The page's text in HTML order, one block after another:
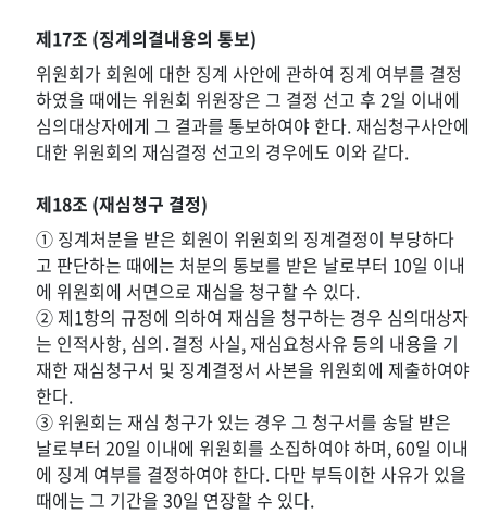
제17조 (징계의결내용의 통보)
위원회가 회원에 대한 징계 사안에 관하여 징계 여부를 결정
하였을 때에는 위원회 위원장은 그 결정 선고 후 2일 이내에
심의대상자에게 그 결과를 통보하여야 한다. 재심청구사안에
대한 위원회의 재심결정 선고의 경우에도 이와 같다.
제18조 (재심청구 결정)
① 징계처분을 받은 회원이 위원회의 징계결정이 부당하다
고 판단하는 때에는 처분의 통보를 받은 날로부터 10일 이내
에 위원회에 서면으로 재심을 청구할 수 있다.
② 제1항의 규정에 의하여 재심을 청구하는 경우 심의대상자
는 인적사항, 심의․결정 사실, 재심요청사유 등의 내용을 기
재한 재심청구서 및 징계결정서 사본을 위원회에 제출하여야
한다.
③ 위원회는 재심 청구가 있는 경우 그 청구서를 송달 받은
날로부터 20일 이내에 위원회를 소집하여야 하며, 60일 이내
에 징계 여부를 결정하여야 한다. 다만 부득이한 사유가 있을
때에는 그 기간을 30일 연장할 수 있다.